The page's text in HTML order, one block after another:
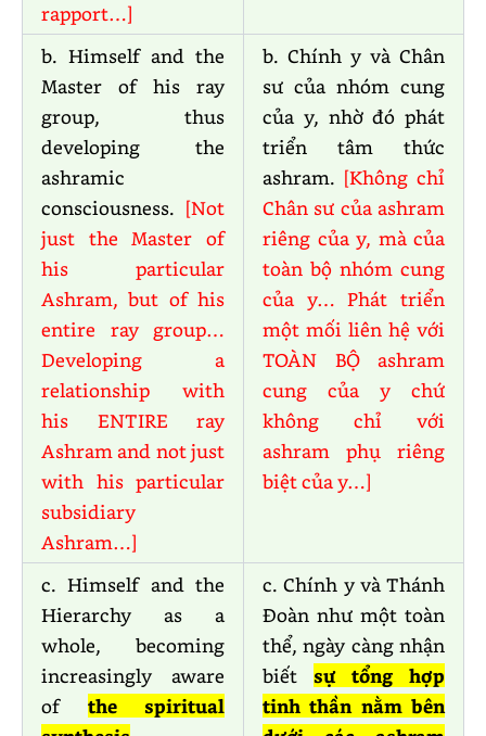
rapport…]
b. Himself and the
Master of his ray
group, thus
developing the
ashramic
consciousness. [Not
just the Master of
his particular
Ashram, but of his
entire ray group…
Developing a
relationship with
his ENTIRE ray
Ashram and not just
with his particular
subsidiary
Ashram…]
b. Chính y và Chân
sư của nhóm cung
của y, nhờ đó phát
triển tâm thức
ashram. [Không chỉ
Chân sư của ashram
riêng của y, mà của
toàn bộ nhóm cung
của y… Phát triển
một mối liên hệ với
TOÀN BỘ ashram
cung của y chứ
không chỉ với
ashram phụ riêng
biệt của y…]
c. Himself and the
Hierarchy as a
whole, becoming
increasingly aware
of the spiritual
c. Chính y và Thánh
Đoàn như một toàn
thể, ngày càng nhận
biết sự tổng hợp
tinh thần nằm bên